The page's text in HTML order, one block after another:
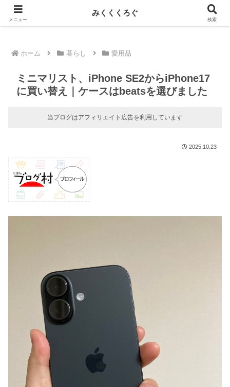
新しい記事はnoteに投稿しています！
ホーム 暮らし 愛用品
ミニマリスト、iPhone SE2からiPhone17
に買い替え｜ケースはbeatsを選びました
当ブログはアフィリエイト広告を利用しています
2025.10.23
メニュー
みくくくろぐ
検索